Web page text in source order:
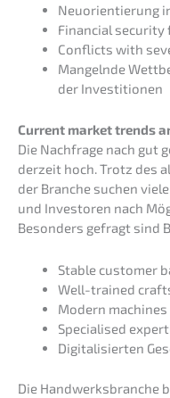
Neuori­en­tie­rung
Finan­cial
Conflicts with
Mangeln­de
der Investitionen
Current market trends
Die Nachfra­ge nach gut
derzeit hoch. Trotz des
der Branche suchen
und Inves­to­ren nach
Beson­ders gefragt sind
Stable custo­mer
Well-trained
Modern
Specia­li­sed
Digita­li­sier­ten
Die Handwerks­bran­che